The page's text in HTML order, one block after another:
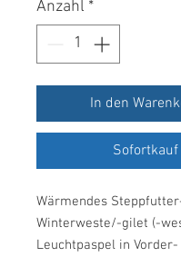
Anzahl *
In den
Sofortkauf
Wärmendes
Winterweste/-gilet (-
Leuchtpaspel in Vorder-